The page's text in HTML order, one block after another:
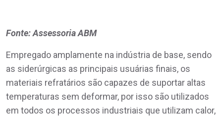
Fonte: Assessoria ABM
Empregado amplamente na indústria de base, sendo
as siderúrgicas as principais usuárias finais, os
materiais refratários são capazes de suportar altas
temperaturas sem deformar, por isso são utilizados
em todos os processos industriais que utilizam calor,